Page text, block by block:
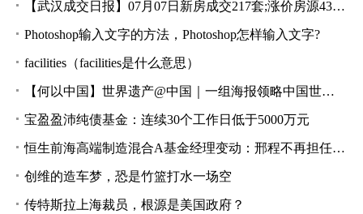
【武汉成交日报】07月07日新房成交217套;涨价房源437套
Photoshop输入文字的方法，Photoshop怎样输入文字?
facilities（facilities是什么意思）
【何以中国】世界遗产@中国｜一组海报领略中国世界遗产之美
宝盈盈沛纯债基金：连续30个工作日低于5000万元
恒生前海高端制造混合A基金经理变动：邢程不再担任该基金基金经理
创维的造车梦，恐是竹篮打水一场空
传特斯拉上海裁员，根源是美国政府？